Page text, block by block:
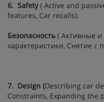
6. Safety( Active and
features, Car recalls).
Безопасность ( Активные
характеристики, Снятие с
7. Design (Describing car
Constraints, Expanding the